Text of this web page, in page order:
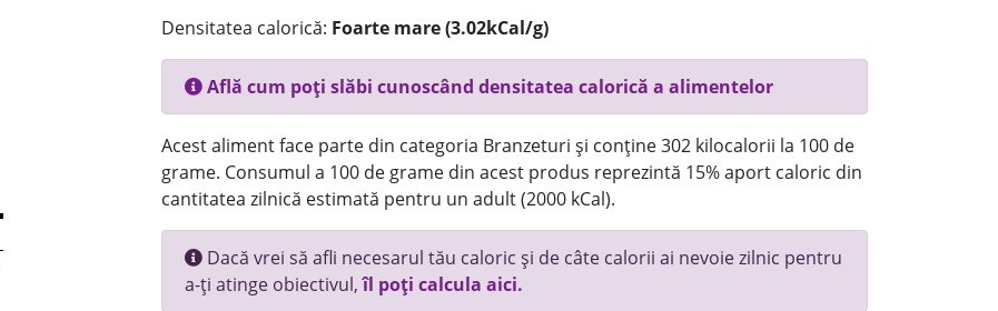
Densitatea calorică: Foarte mare (3.02kCal/g)
Află cum poți slăbi cunoscând densitatea calorică a alimentelor
Acest aliment face parte din categoria Branzeturi și conține 302 kilocalorii la 100 de
grame. Consumul a 100 de grame din acest produs reprezintă 15% aport caloric din
cantitatea zilnică estimată pentru un adult (2000 kCal).
Dacă vrei să afli necesarul tău caloric și de câte calorii ai nevoie zilnic pentru
a-ți atinge obiectivul,îl poți calcula aici.